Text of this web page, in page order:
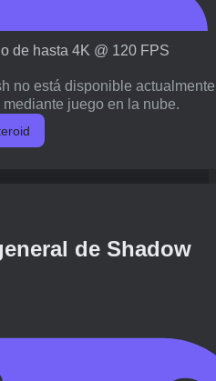
de hasta 4K @ 120 FPS
no está disponible
juego en la nube.
de Shadow